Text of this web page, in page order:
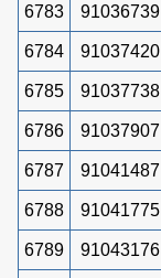
6783 91036739
6784 91037420
6785 91037738
6786 91037907
6787 91041487
6788 91041775
6789 91043176